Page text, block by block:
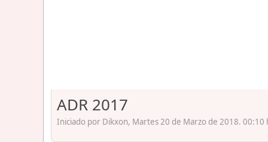
ADR 2017
Iniciado por Dikxon, Martes 20 de Marzo de 2018. 00:10